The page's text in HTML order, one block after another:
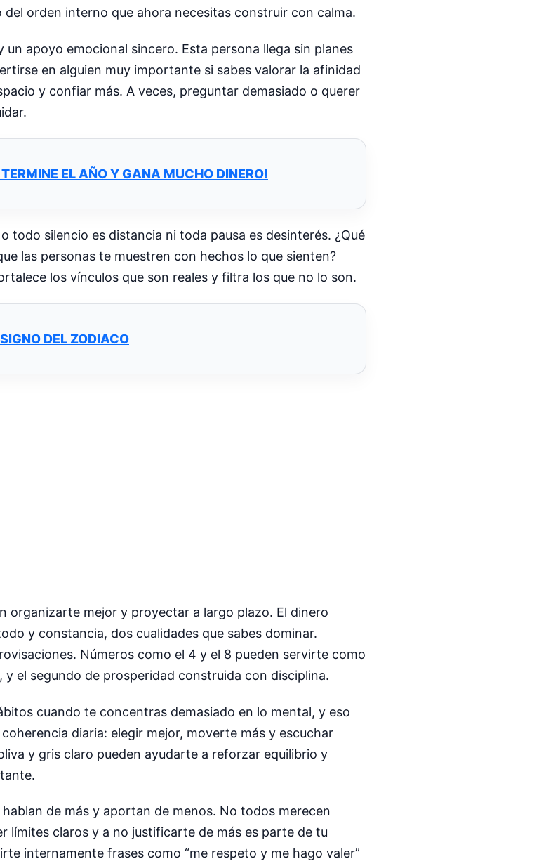
orden interno que ahora necesitas construir con calma.
apoyo emocional sincero. Esta persona llega sin planes
en alguien muy importante si sabes valorar la afinidad
y confiar más. A veces, preguntar demasiado o querer
EL AÑO Y GANA MUCHO DINERO!
silencio es distancia ni toda pausa es desinterés. ¿Qué
las personas te muestren con hechos lo que sienten?
los vínculos que son reales y filtra los que no lo son.
DEL ZODIACO
organizarte mejor y proyectar a largo plazo. El dinero
y constancia, dos cualidades que sabes dominar.
Números como el 4 y el 8 pueden servirte como
el segundo de prosperidad construida con disciplina.
cuando te concentras demasiado en lo mental, y eso
diaria: elegir mejor, moverte más y escuchar
y gris claro pueden ayudarte a reforzar equilibrio y
de más y aportan de menos. No todos merecen
límites claros y a no justificarte de más es parte de tu
internamente frases como “me respeto y me hago valer”